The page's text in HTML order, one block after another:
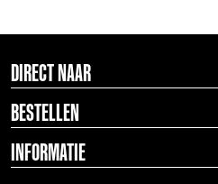
DIRECT NAAR
BESTELLEN
INFORMATIE